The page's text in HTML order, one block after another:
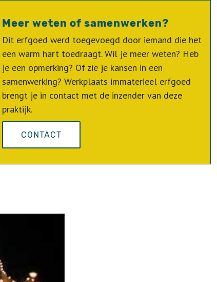
Meer weten of samenwerken?
Dit erfgoed werd toegevoegd door iemand die het
een warm hart toedraagt. Wil je meer weten? Heb
je een opmerking? Of zie je kansen in een
samenwerking? Werkplaats immaterieel erfgoed
brengt je in contact met de inzender van deze
praktijk.
CONTACT